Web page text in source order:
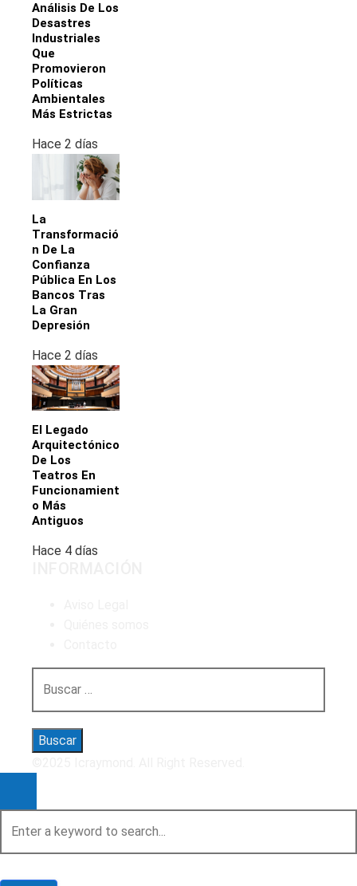
Análisis De Los
Desastres
Industriales
Que
Promovieron
Políticas
Ambientales
Más Estrictas
Hace 2 días
La
Transformació
N De La
Confianza
Pública En Los
Bancos Tras
La Gran
Depresión
Hace 2 días
El Legado
Arquitectónico
De Los
Teatros En
Funcionamient
O Más
Antiguos
Hace 4 días